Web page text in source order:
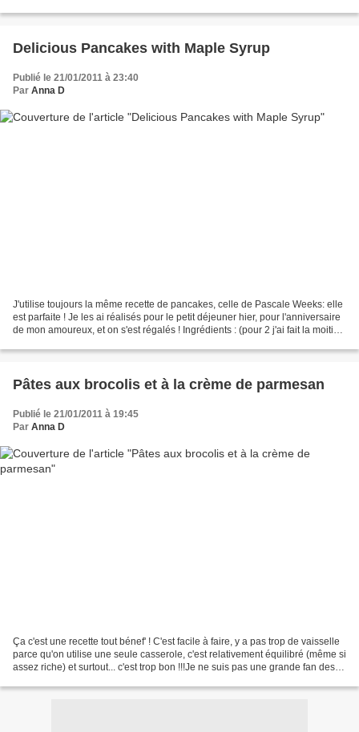
Delicious Pancakes with Maple Syrup
Publié le 21/01/2011 à 23:40
Par Anna D
J'utilise toujours la même recette de pancakes, celle de Pascale Weeks: elle
est parfaite ! Je les ai réalisés pour le petit déjeuner hier, pour l'anniversaire
de mon amoureux, et on s'est régalés ! Ingrédients : (pour 2 j'ai fait la moitié
Pâtes aux brocolis et à la crème de parmesan
Publié le 21/01/2011 à 19:45
Par Anna D
Ça c'est une recette tout bénef' ! C'est facile à faire, y a pas trop de vaisselle
parce qu'on utilise une seule casserole, c'est relativement équilibré (même si
assez riche) et surtout... c'est trop bon !!!Je ne suis pas une grande fan des